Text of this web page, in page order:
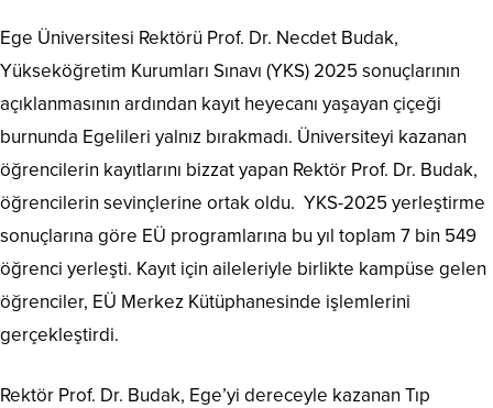
Ege Üniversitesi Rektörü Prof. Dr. Necdet Budak,
Yükseköğretim Kurumları Sınavı (YKS) 2025 sonuçlarının
açıklanmasının ardından kayıt heyecanı yaşayan çiçeği
burnunda Egelileri yalnız bırakmadı. Üniversiteyi kazanan
öğrencilerin kayıtlarını bizzat yapan Rektör Prof. Dr. Budak,
öğrencilerin sevinçlerine ortak oldu. YKS-2025 yerleştirme
sonuçlarına göre EÜ programlarına bu yıl toplam 7 bin 549
öğrenci yerleşti. Kayıt için aileleriyle birlikte kampüse gelen
öğrenciler, EÜ Merkez Kütüphanesinde işlemlerini
gerçekleştirdi.
Rektör Prof. Dr. Budak, Ege’yi dereceyle kazanan Tıp